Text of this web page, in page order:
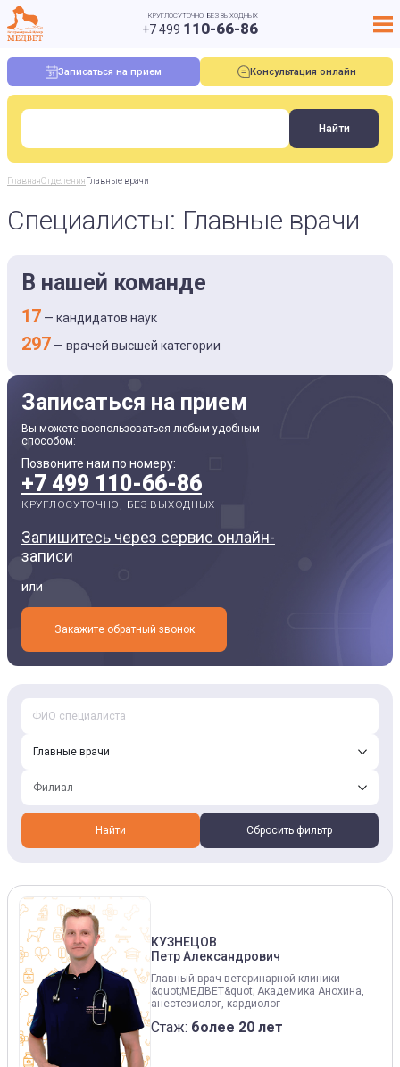
КРУГЛОСУТОЧНО, БЕЗ ВЫХОДНЫХ
+7 499 110-66-86
Записаться на прием Консультация онлайн
ГлавнаяОтделения Главные врачи
Специалисты: Главные врачи
В нашей команде
17 — кандидатов наук
297 — врачей высшей категории
Записаться на прием
Вы можете воспользоваться любым удобным
способом:
Позвоните нам по номеру:
+7 499 110-66-86
КРУГЛОСУТОЧНО, БЕЗ ВЫХОДНЫХ
Запишитесь через сервис онлайн-
записи
или
Закажите обратный звонок
Главные врачи
Филиал
Найти Сбросить фильтр
КУЗНЕЦОВ
Петр Александрович
Главный врач ветеринарной клиники
&quot;МЕДВЕТ&quot; Академика Анохина,
анестезиолог, кардиолог
Стаж: более 20 лет